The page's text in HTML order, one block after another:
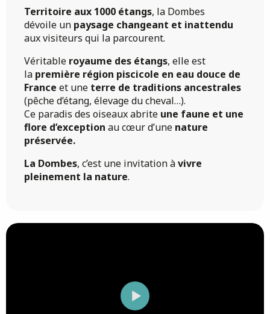
Territoire aux 1000 étangs, la Dombes
dévoile un paysage changeant et inattendu
aux visiteurs qui la parcourent.
Véritable royaume des étangs, elle est
la première région piscicole en eau douce de
France et une terre de traditions ancestrales
(pêche d’étang, élevage du cheval…).
Ce paradis des oiseaux abrite une faune et une
flore d’exception au cœur d’une nature
préservée.
La Dombes, c’est une invitation àvivre
pleinement la nature.